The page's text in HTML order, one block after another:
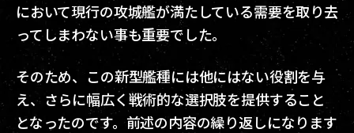
において現行の攻城艦が満たしている需要を取り去
ってしまわない事も重要でした。
そのため、この新型艦種には他にはない役割を与
え、さらに幅広く戦術的な選択肢を提供すること
となったのです。前述の内容の繰り返しになります